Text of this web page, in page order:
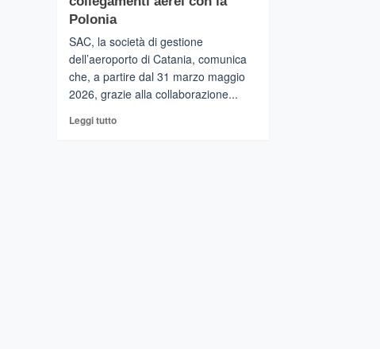
Polonia
SAC, la società di gestione
dell’aeroporto di Catania, comunica
che, a partire dal 31 marzo maggio
2026, grazie alla collaborazione...
Leggi tuttoLeggi